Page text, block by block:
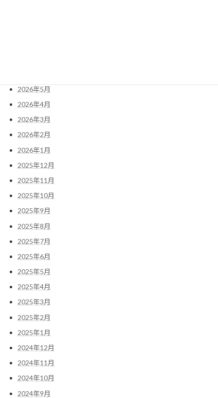
2026年5月
2026年4月
2026年3月
2026年2月
2026年1月
2025年12月
2025年11月
2025年10月
2025年9月
2025年8月
2025年7月
2025年6月
2025年5月
2025年4月
2025年3月
2025年2月
2025年1月
2024年12月
2024年11月
2024年10月
2024年9月